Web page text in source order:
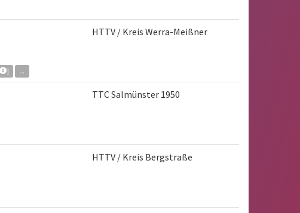
] ...
HTTV / Kreis Werra-Meißner
TTC Salmünster 1950
HTTV / Kreis Bergstraße